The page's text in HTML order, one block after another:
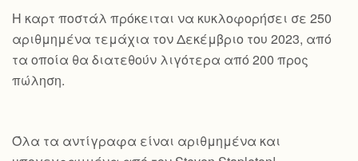
Η καρτ ποστάλ πρόκειται να κυκλοφορήσει σε 250
αριθμημένα τεμάχια τον Δεκέμβριο του 2023, από
τα οποία θα διατεθούν λιγότερα από 200 προς
πώληση.
Όλα τα αντίγραφα είναι αριθμημένα και